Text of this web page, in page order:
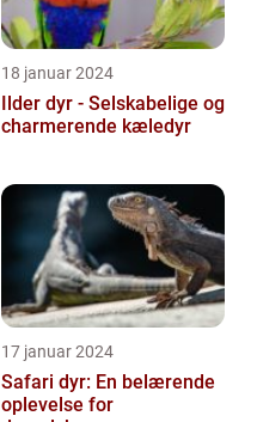
18 januar 2024
Ilder dyr - Selskabelige og
charmerende kæledyr
17 januar 2024
Safari dyr: En belærende
oplevelse for